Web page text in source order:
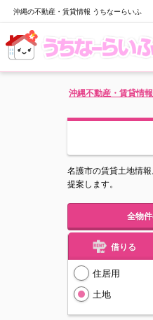
沖縄の不動産・賃貸情報 うちなーらいふ
沖縄不動産・賃貸情
名護市の賃貸土地情
提案します。
全物
借りる
住居用
土地